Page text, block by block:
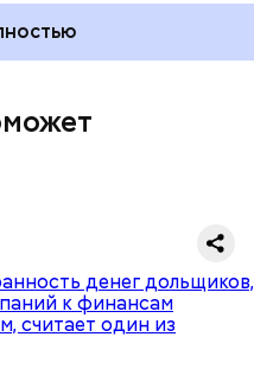
адреса и от
по тому или
говорить, что
в текущем году.